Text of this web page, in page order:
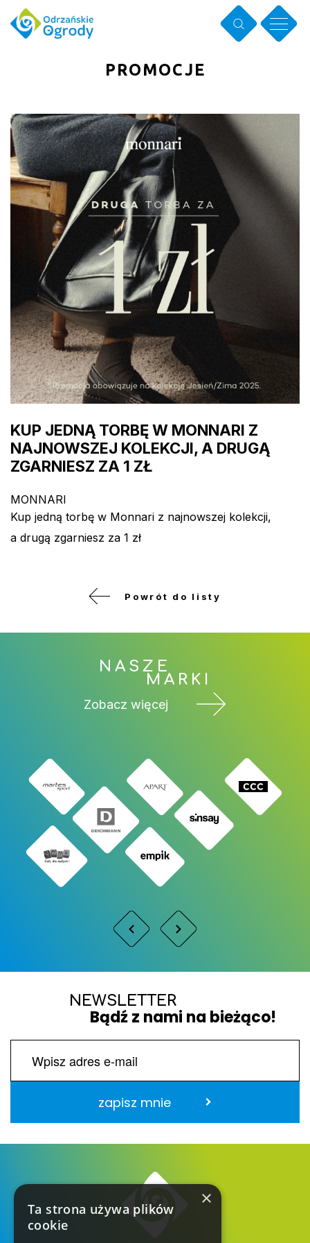
PROMOCJE
KUP JEDNĄ TORBĘ W MONNARI Z
NAJNOWSZEJ KOLEKCJI, A DRUGĄ
ZGARNIESZ ZA 1 ZŁ
MONNARI
Kup jedną torbę w Monnari z najnowszej kolekcji,
a drugą zgarniesz za 1 zł
Powrót do listy
NASZE
MARKI
Zobacz więcej
NEWSLETTER
Bądź z nami na bieżąco!
zapisz mnie
×
Ta strona używa plików
cookie